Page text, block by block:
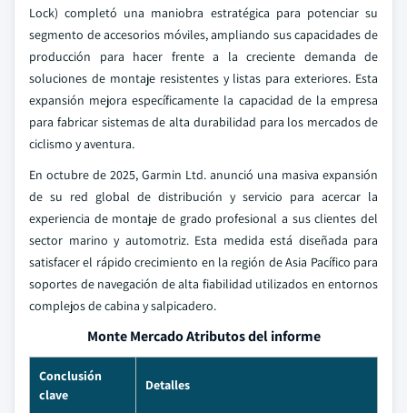
Lock) completó una maniobra estratégica para potenciar su
segmento de accesorios móviles, ampliando sus capacidades de
producción para hacer frente a la creciente demanda de
soluciones de montaje resistentes y listas para exteriores. Esta
expansión mejora específicamente la capacidad de la empresa
para fabricar sistemas de alta durabilidad para los mercados de
ciclismo y aventura.
En octubre de 2025, Garmin Ltd. anunció una masiva expansión
de su red global de distribución y servicio para acercar la
experiencia de montaje de grado profesional a sus clientes del
sector marino y automotriz. Esta medida está diseñada para
satisfacer el rápido crecimiento en la región de Asia Pacífico para
soportes de navegación de alta fiabilidad utilizados en entornos
complejos de cabina y salpicadero.
Monte Mercado Atributos del informe
Conclusión
clave
Detalles